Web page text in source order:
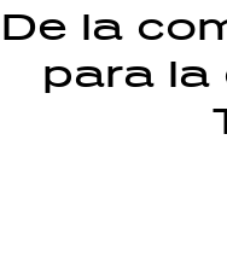
De la
para la